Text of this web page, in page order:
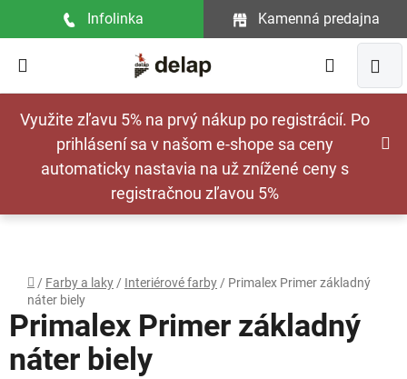
Využite zľavu 5% na prvý nákup po registrácií. Po
prihlásení sa v našom e-shope sa ceny
automaticky nastavia na už znížené ceny s
registračnou zľavou 5%
Infolinka Kamenná predajna
Hľadať
Domov
/ Farby a laky / Interiérové farby / Primalex Primer základný
náter biely
Primalex Primer základný
náter biely